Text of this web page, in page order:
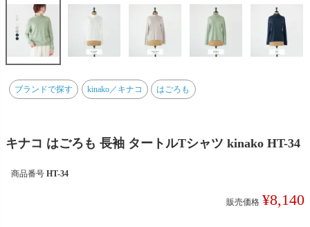
ブランドで探す kinako／キナコ はごろも
キナコ はごろも 長袖 タートルTシャツ kinako HT-34
商品番号 HT-34
販売価格 ¥8,140